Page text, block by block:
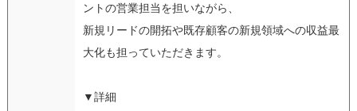
ントの営業担当を担いながら、
新規リードの開拓や既存顧客の新規領域への収益最
大化も担っていただきます。
▼詳細